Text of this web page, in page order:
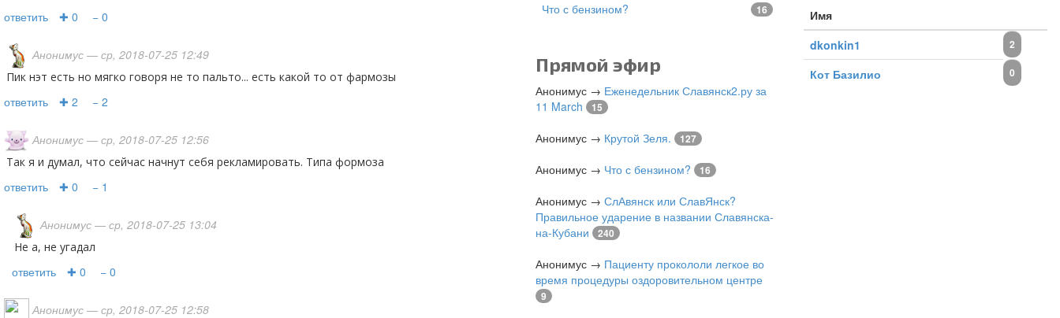
ответить ✚ 0 − 0
Анонимус — ср, 2018-07-25 12:49
пик нэт есть но мягко говоря не то пальто... есть какой то от фармозы
ответить ✚ 2 − 2
Анонимус — ср, 2018-07-25 12:56
Так я и думал, что сейчас начнут себя рекламировать. Типа формоза
ответить ✚ 0 − 1
Анонимус — ср, 2018-07-25 13:04
не а, не угадал
ответить ✚ 0 − 0
Анонимус — ср, 2018-07-25 12:58
Что с бензином? 16
Прямой эфир
Анонимус → Еженедельник Славянск2.ру за
11 March
15
Анонимус → Крутой Зеля. 127
Анонимус → Что с бензином? 16
Анонимус → СлАвянск или СлавЯнск?
Правильное ударение в названии Славянска-
на-Кубани
240
Анонимус → Пациенту прокололи легкое во
время процедуры оздоровительном центре
9
Имя
dkonkin1
2
Кот Базилио 0